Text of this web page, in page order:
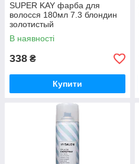
SUPER KAY фарба для
волосся 180мл 7.3 блондин
золотистый
В наявності
338 ₴
Купити